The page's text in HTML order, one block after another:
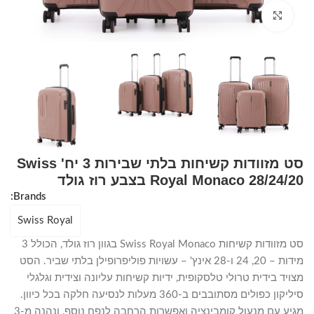
Click to enlarge
סט מזוודות קשיחות בלתי שבירות 3 יח' Swiss
Royal Monaco 28/24/20 בצבע רוז גולד
Brands:
Swiss Royal
סט מזוודות קשיחות Swiss Royal Monaco בגוון רוז גולד, הכולל 3
מידות – 20, 24 ו-28 אינץ' – עשויות פוליפרופילן בלתי שביר. הסט
מצויד בידית טרולי טלסקופית, ידיות קשיחות עליונה וצידית וגלגלי
סיליקון כפולים מסתובבים ב-360 מעלות לנסיעה חלקה בכל כיוון.
מגיע עם מנעול קומבינציה ואפשרות הרחבה לנפח נוסף, ונהנה מ-3